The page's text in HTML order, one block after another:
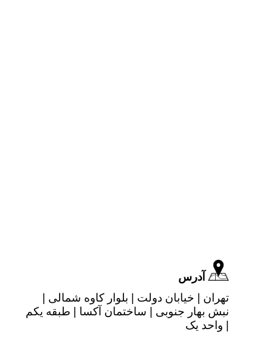
آدرس
تهران | خیابان دولت | بلوار کاوه شمالی |
نبش بهار جنوبی | ساختمان آکسا | طبقه یکم
| واحد یک